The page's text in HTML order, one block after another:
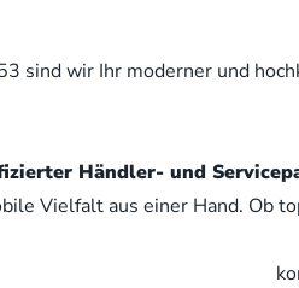
sind wir Ihr moderner und
Händler- und
Vielfalt aus einer Hand. Ob